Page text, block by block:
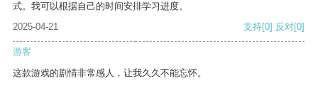
式。我可以根据自己的时间安排学习进度。
2025-04-21
支持[0] 反对[0]
游客
这款游戏的剧情非常感人，让我久久不能忘怀。